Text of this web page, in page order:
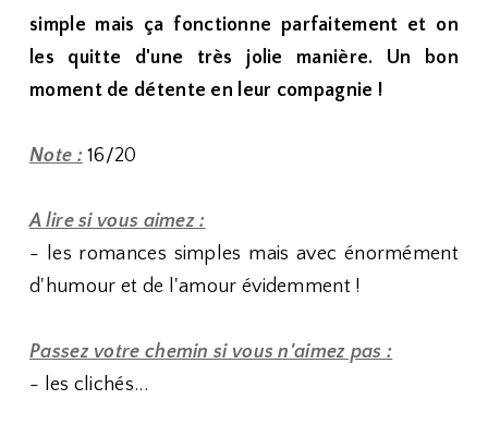
simple mais ça fonctionne parfaitement et on
les quitte d'une très jolie manière. Un bon
moment de détente en leur compagnie !
Note : 16/20
A lire si vous aimez :
- les romances simples mais avec énormément
d'humour et de l'amour évidemment !
Passez votre chemin si vous n'aimez pas :
- les clichés...